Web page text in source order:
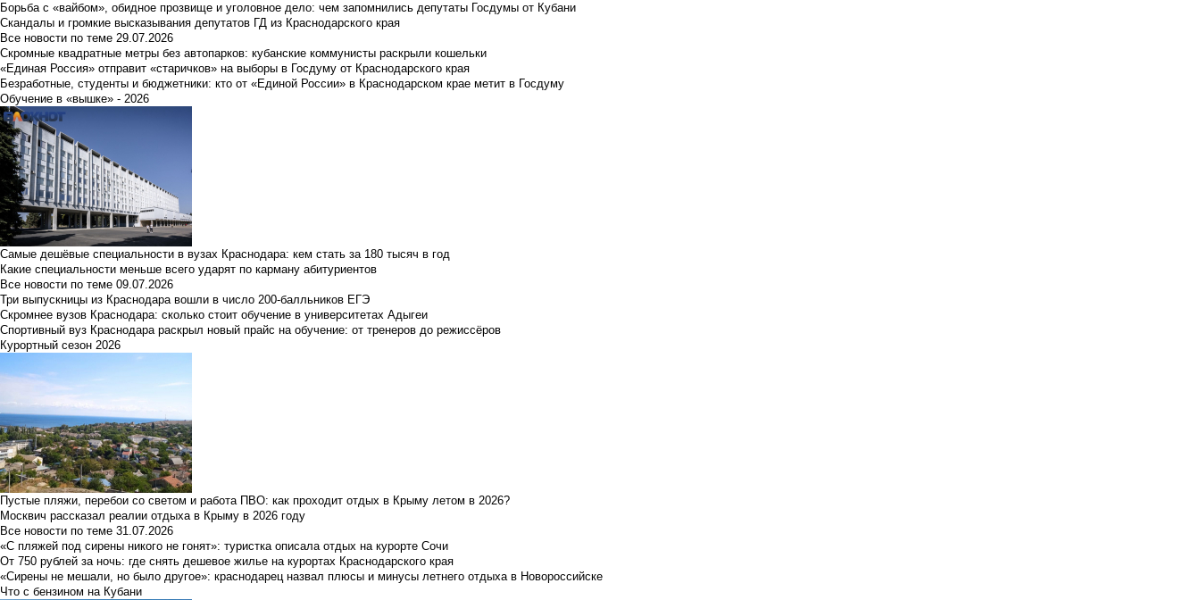
Борьба с «вайбом», обидное прозвище и уголовное дело: чем запомнились депутаты Госдумы от Кубани
Скандалы и громкие высказывания депутатов ГД из Краснодарского края
Все новости по теме 29.07.2026
Скромные квадратные метры без автопарков: кубанские коммунисты раскрыли кошельки
«Единая Россия» отправит «старичков» на выборы в Госдуму от Краснодарского края
Безработные, студенты и бюджетники: кто от «Единой России» в Краснодарском крае метит в Госдуму
Обучение в «вышке» - 2026
Самые дешёвые специальности в вузах Краснодара: кем стать за 180 тысяч в год
Какие специальности меньше всего ударят по карману абитуриентов
Все новости по теме 09.07.2026
Три выпускницы из Краснодара вошли в число 200-балльников ЕГЭ
Скромнее вузов Краснодара: сколько стоит обучение в университетах Адыгеи
Спортивный вуз Краснодара раскрыл новый прайс на обучение: от тренеров до режиссёров
Курортный сезон 2026
Пустые пляжи, перебои со светом и работа ПВО: как проходит отдых в Крыму летом в 2026?
Москвич рассказал реалии отдыха в Крыму в 2026 году
Все новости по теме 31.07.2026
«С пляжей под сирены никого не гонят»: туристка описала отдых на курорте Сочи
От 750 рублей за ночь: где снять дешевое жилье на курортах Краснодарского края
«Сирены не мешали, но было другое»: краснодарец назвал плюсы и минусы летнего отдыха в Новороссийске
Что с бензином на Кубани